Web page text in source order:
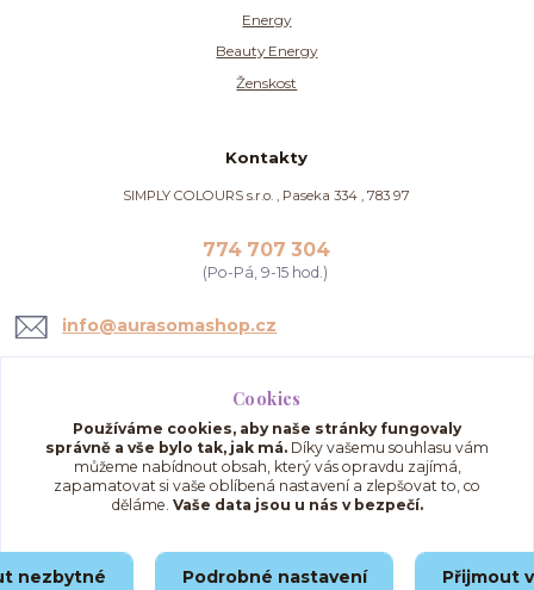
Energy
Beauty Energy
Ženskost
Kontakty
SIMPLY COLOURS s.r.o. , Paseka 334 , 783 97
774 707 304
(Po-Pá, 9-15 hod.)
info@aurasomashop.cz
Upravit sběr cookies.
© 2025 AuraSomaShop.cz – provozovatel Simply Colours s.r.o., IČO: 02562286, se
Cookies
Používáme cookies, aby naše stránky fungovaly
správně a vše bylo tak, jak má. Díky vašemu souhlasu vám
můžeme nabídnout obsah, který vás opravdu zajímá,
zapamatovat si vaše oblíbená nastavení a zlepšovat to, co
děláme. Vaše data jsou u nás v bezpečí.
nezbytné Podrobné nastavení Přijmout